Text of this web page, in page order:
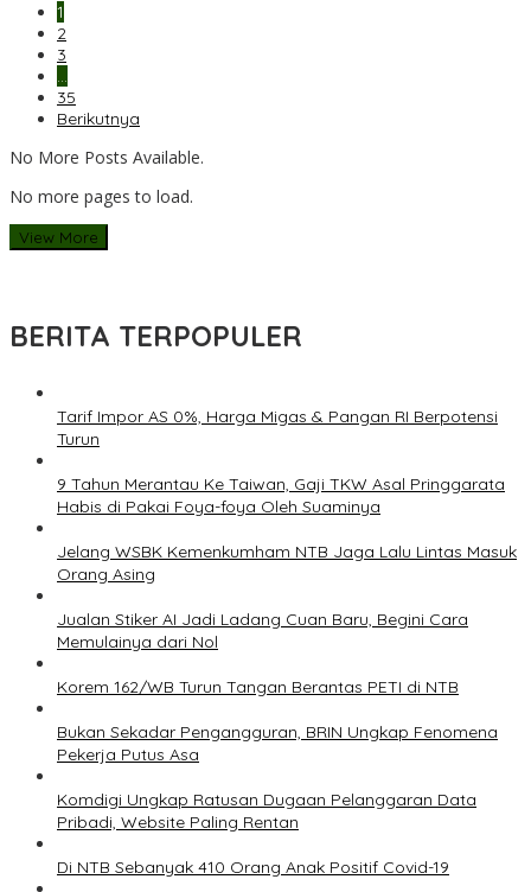
1
2
3
…
35
Berikutnya
No More Posts Available.
No more pages to load.
View More
BERITA TERPOPULER
Tarif Impor AS 0%, Harga Migas & Pangan RI Berpotensi
Turun
9 Tahun Merantau Ke Taiwan, Gaji TKW Asal Pringgarata
Habis di Pakai Foya-foya Oleh Suaminya
Jelang WSBK Kemenkumham NTB Jaga Lalu Lintas Masuk
Orang Asing
Jualan Stiker AI Jadi Ladang Cuan Baru, Begini Cara
Memulainya dari Nol
Korem 162/WB Turun Tangan Berantas PETI di NTB
Bukan Sekadar Pengangguran, BRIN Ungkap Fenomena
Pekerja Putus Asa
Komdigi Ungkap Ratusan Dugaan Pelanggaran Data
Pribadi, Website Paling Rentan
Di NTB Sebanyak 410 Orang Anak Positif Covid-19